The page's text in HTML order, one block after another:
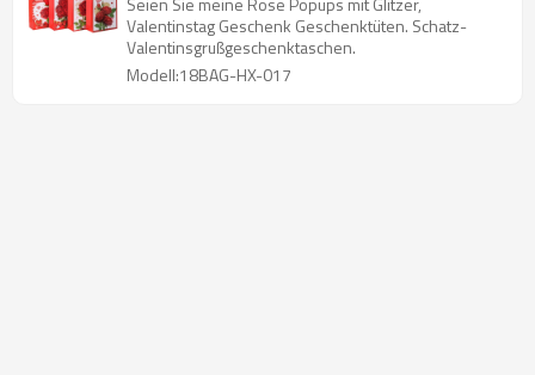
Valentinstag Geschenk Geschenktüten. Schatz-
Valentinsgrußgeschenktaschen.
Modell:18BAG-HX-017